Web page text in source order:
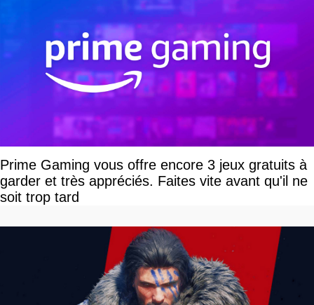
Prime Gaming vous offre encore 3 jeux gratuits à
garder et très appréciés. Faites vite avant qu'il ne
soit trop tard